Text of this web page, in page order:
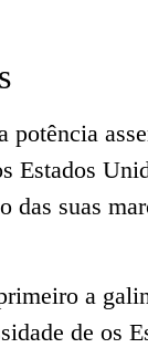
potência
Estados
das suas
a
de os